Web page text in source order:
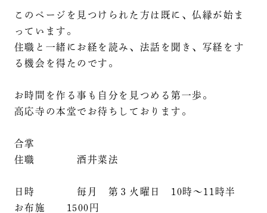
このページを見つけられた方は既に、仏縁が始ま
っています。
住職と一緒にお経を読み、法話を聞き、写経をす
る機会を得たのです。
お時間を作る事も自分を見つめる第一歩。
高応寺の本堂でお待ちしております。
合掌
住職 酒井菜法
日時 毎月 第３火曜日 10時～11時半
お布施 1500円